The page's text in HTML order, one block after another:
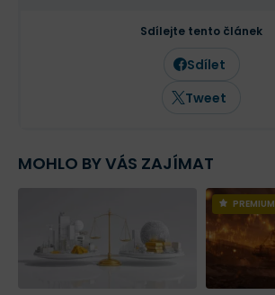
Sdílejte tento článek
Sdílet
Tweet
MOHLO BY VÁS ZAJÍMAT
PREMIUM